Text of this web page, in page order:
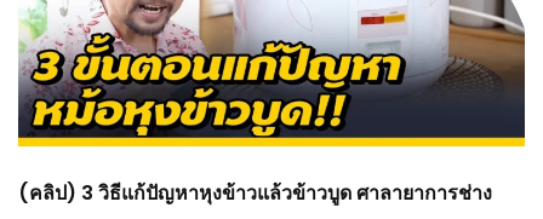
(คลิป) 3 วิธีแก้ปัญหาหุงข้าวแล้วข้าวบูด ศาลายาการช่าง